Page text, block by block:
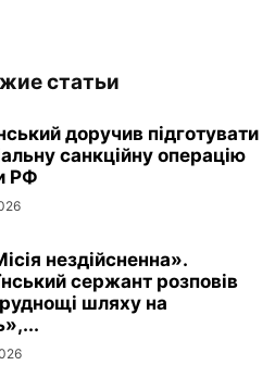
статьи
доручив підготувати
санкційну операцію
РФ
нездійсненна».
сержант розповів
шляху на